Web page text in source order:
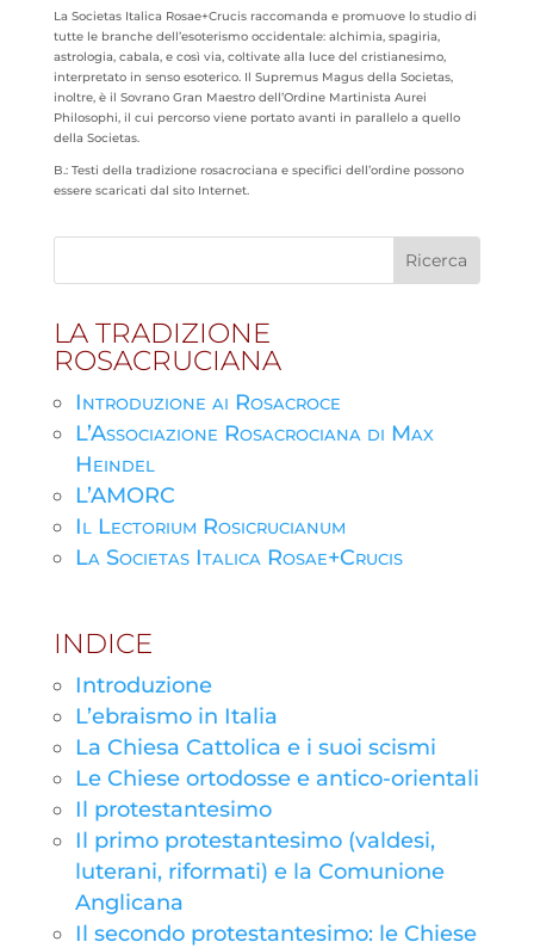
La Societas Italica Rosae+Crucis raccomanda e promuove lo studio di
tutte le branche dell’esoterismo occidentale: alchimia, spagiria,
astrologia, cabala, e così via, coltivate alla luce del cristianesimo,
interpretato in senso esoterico. Il Supremus Magus della Societas,
inoltre, è il Sovrano Gran Maestro dell’Ordine Martinista Aurei
Philosophi, il cui percorso viene portato avanti in parallelo a quello
della Societas.
B.: Testi della tradizione rosacrociana e specifici dell’ordine possono
essere scaricati dal sito Internet.
LA TRADIZIONE
ROSACRUCIANA
Introduzione ai Rosacroce
L’Associazione Rosacrociana di Max
Heindel
L’AMORC
Il Lectorium Rosicrucianum
La Societas Italica Rosae+Crucis
INDICE
Introduzione
L’ebraismo in Italia
La Chiesa Cattolica e i suoi scismi
Le Chiese ortodosse e antico-orientali
Il protestantesimo
Il primo protestantesimo (valdesi,
luterani, riformati) e la Comunione
Anglicana
Il secondo protestantesimo: le Chiese